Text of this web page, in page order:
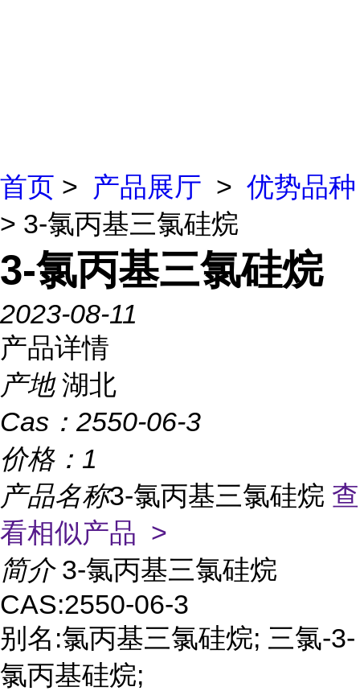
首页 > 产品展厅 > 优势品种
> 3-氯丙基三氯硅烷
3-氯丙基三氯硅烷
2023-08-11
产品详情
产地 湖北
Cas： 2550-06-3
价格： 1
产品名称3-氯丙基三氯硅烷 查
看相似产品 >
简介 3-氯丙基三氯硅烷
CAS:2550-06-3
别名:氯丙基三氯硅烷; 三氯-3-
氯丙基硅烷;